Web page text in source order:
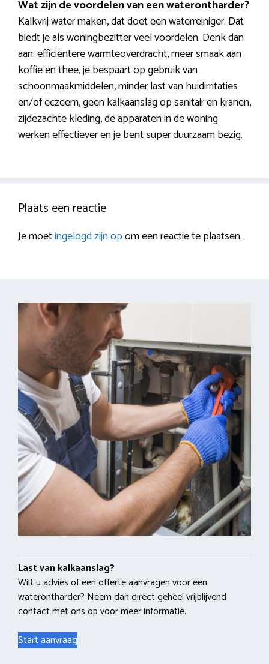
Wat zijn de voordelen van een waterontharder?
Kalkvrij water maken, dat doet een waterreiniger. Dat
biedt je als woningbezitter veel voordelen. Denk dan
aan: efficiëntere warmteoverdracht, meer smaak aan
koffie en thee, je bespaart op gebruik van
schoonmaakmiddelen, minder last van huidirritaties
en/of eczeem, geen kalkaanslag op sanitair en kranen,
zijdezachte kleding, de apparaten in de woning
werken effectiever en je bent super duurzaam bezig.
Plaats een reactie
Je moetingelogd zijn opom een reactie te plaatsen.
Last van kalkaanslag?
Wilt u advies of een offerte aanvragen voor een
waterontharder? Neem dan direct geheel vrijblijvend
contact met ons op voor meer informatie.
Start aanvraag